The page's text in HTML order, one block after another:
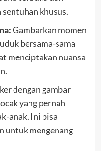
khusus.
Gambarkan momen
bersama-sama
menciptakan nuansa
dengan gambar
yang pernah
anak. Ini bisa
untuk mengenang